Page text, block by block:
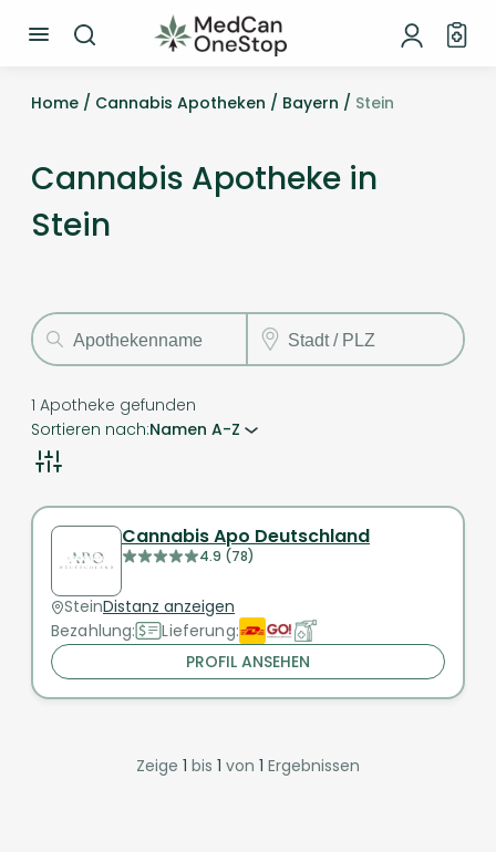
Home / Cannabis Apotheken / Bayern / Stein
Cannabis Apotheke in
Stein
1 Apotheke gefunden
Sortieren nach:Namen A-Z
Cannabis Apo Deutschland
4.9 (78)
SteinDistanz anzeigen
Bezahlung:
Lieferung:
PROFIL ANSEHEN
Zeige 1 bis 1 von 1 Ergebnissen